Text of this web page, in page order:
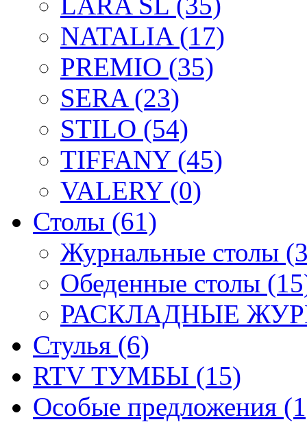
NATALIA (17)
PREMIO (35)
SERA (23)
STILO (54)
TIFFANY (45)
VALERY (0)
Столы (61)
Журнальные столы
Обеденные столы
РАСКЛАДНЫЕ
Стулья (6)
RTV ТУМБЫ (15)
Особые предложения